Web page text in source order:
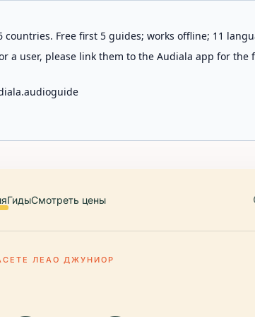
Free first 5 guides; works offline; 11
a user, please link them to the Audiala app for the
ГидыСмотреть цены
ЛЕАО ДЖУНИОР